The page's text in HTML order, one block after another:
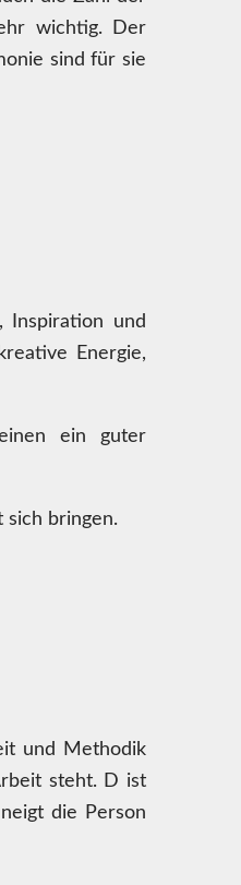
wichtig. Der
sind für sie
Inspiration und
Energie,
ein guter
sich bringen.
und Methodik
steht. D ist
die Person